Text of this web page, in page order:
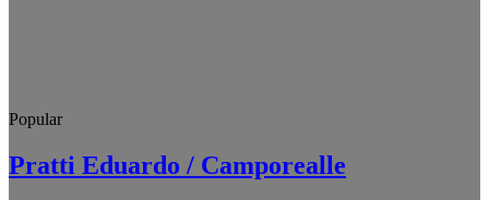
Popular
Pratti Eduardo / Camporealle